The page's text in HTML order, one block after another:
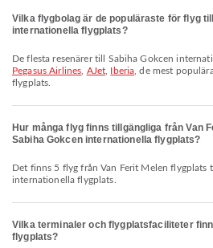
Vilka flygbolag är de populäraste för flyg
internationella flygplats?
De flesta resenärer till Sabiha Gokcen
Pegasus Airlines AJet Iberia , de mest
flygplats.
Hur många flyg finns tillgängliga från Van
Sabiha Gokcen internationella flygplats?
Det finns 5 flyg från Van Ferit Melen flygplats till Sabiha Gokcen
internationella flygplats.
Vilka terminaler och flygplatsfaciliteter
flygplats?